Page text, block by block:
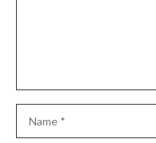
Name